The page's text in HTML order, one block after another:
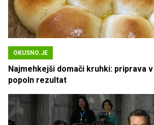
OKUSNO.JE
Najmehkejši domači kruhki: priprava
popoln rezultat